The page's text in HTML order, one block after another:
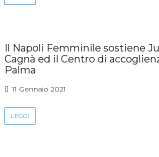
Il Napoli Femminile sostiene
Cagnà ed il Centro di
Palma
11 Gennaio 2021
LEGGI